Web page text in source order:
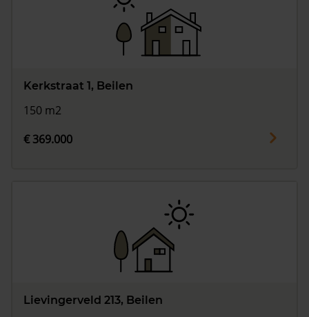
Kerkstraat 1, Beilen
150 m2
€ 369.000
Lievingerveld 213, Beilen